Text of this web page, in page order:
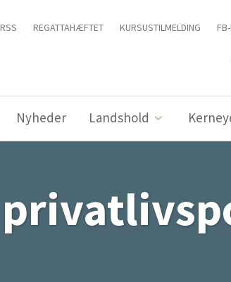
RSS REGATTAHÆFTET KURSUSTILMELDING
Nyheder Landshold